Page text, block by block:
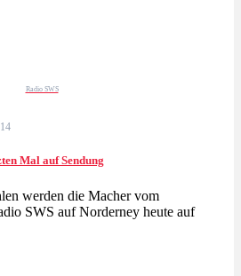
Radio SWS
Mal auf Sendung
werden die Macher vom
SWS auf Norderney heute auf